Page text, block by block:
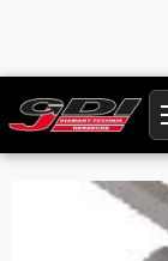
Startseite Produkte